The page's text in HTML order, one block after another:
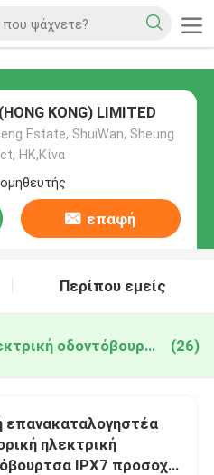
KONG) LIMITED
Estate, ShuiWan, Sheung
HK,Κίνα
επαφή
Περίπου εμείς
Κίνα Προφορική ηλεκτρική οδοντόβουρτσα προσοχής (26)
επανακαταλογηστέα
ηλεκτρική
IPX7 προσοχής